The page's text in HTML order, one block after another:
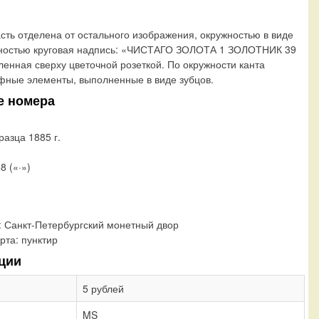
отделена от остального изображения, окружностью в виде
круговая надпись: «ЧИСТАГО ЗОЛОТА 1 ЗОЛОТНИК 39
сверху цветочной розеткой. По окружности канта
элементы, выполненные в виде зубцов.
номера
1885 г.
(«·»)
Санкт-Петербургский монетный двор
пунктир
5 рублей
MS